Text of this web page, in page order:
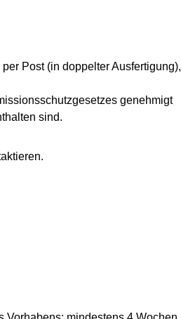
Post (in doppelter Ausfertigung),
genehmigt
sind.